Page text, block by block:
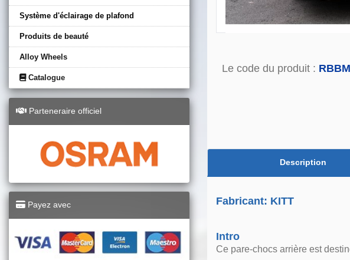
Système d'éclairage de plafond
Produits de beauté
Alloy Wheels
Catalogue
Parteneraire officiel
Payez avec
Le code du produit :
Description
Fabricant: KITT
Intro
Ce pare-chocs arrière est